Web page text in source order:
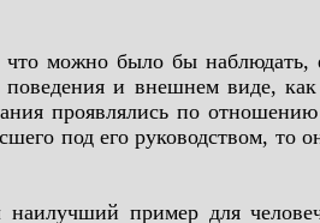
можно было бы
и внешнем виде,
проявлялись по
под его руководством, то
наилучший пример для